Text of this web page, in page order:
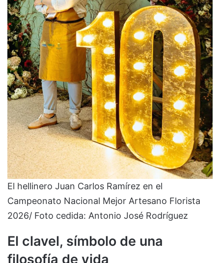
El hellinero Juan Carlos Ramírez en el
Campeonato Nacional Mejor Artesano Florista
2026/ Foto cedida: Antonio José Rodríguez
El clavel, símbolo de una
filosofía de vida